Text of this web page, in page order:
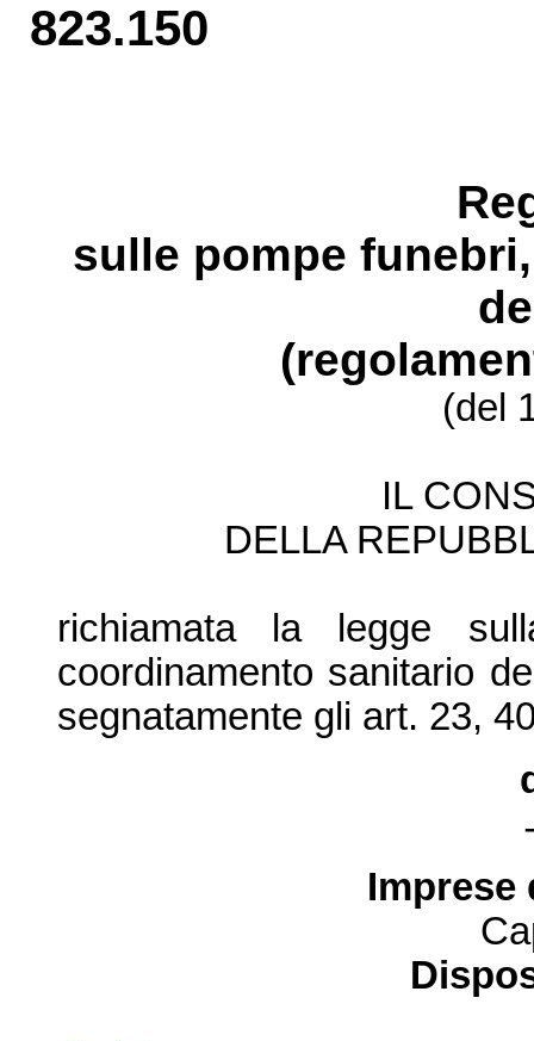
823.150
sulle pompe
(del
IL
DELLA
richiamata la legge
coordinamento sanitario
segnatamente gli art. 23,
Imprese